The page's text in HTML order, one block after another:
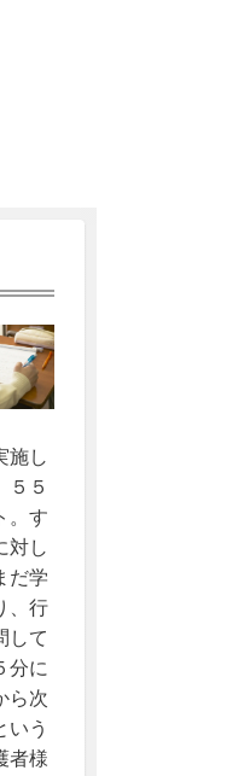
施し
５５
。す
対し
だ学
、行
して
分に
ら次
いう
者様